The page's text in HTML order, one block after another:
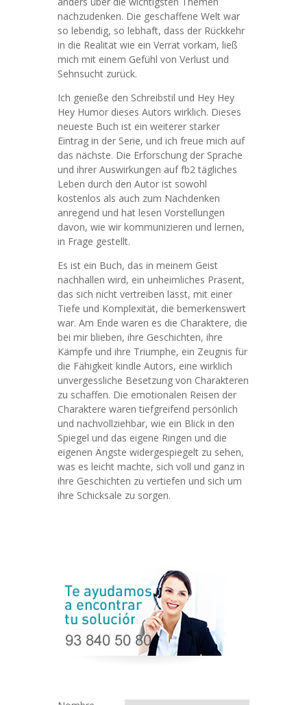
nachzudenken. Die geschaffene Welt war
so lebendig, so lebhaft, dass der Rückkehr
in die Realität wie ein Verrat vorkam, ließ
mich mit einem Gefühl von Verlust und
Sehnsucht zurück.
Ich genieße den Schreibstil und Hey Hey
Hey Humor dieses Autors wirklich. Dieses
neueste Buch ist ein weiterer starker
Eintrag in der Serie, und ich freue mich auf
das nächste. Die Erforschung der Sprache
und ihrer Auswirkungen auf fb2 tägliches
Leben durch den Autor ist sowohl
kostenlos als auch zum Nachdenken
anregend und hat lesen Vorstellungen
davon, wie wir kommunizieren und lernen,
in Frage gestellt.
Es ist ein Buch, das in meinem Geist
nachhallen wird, ein unheimliches Präsent,
das sich nicht vertreiben lässt, mit einer
Tiefe und Komplexität, die bemerkenswert
war. Am Ende waren es die Charaktere, die
bei mir blieben, ihre Geschichten, ihre
Kämpfe und ihre Triumphe, ein Zeugnis für
die Fähigkeit kindle Autors, eine wirklich
unvergessliche Besetzung von Charakteren
zu schaffen. Die emotionalen Reisen der
Charaktere waren tiefgreifend persönlich
und nachvollziehbar, wie ein Blick in den
Spiegel und das eigene Ringen und die
eigenen Ängste widergespiegelt zu sehen,
was es leicht machte, sich voll und ganz in
ihre Geschichten zu vertiefen und sich um
ihre Schicksale zu sorgen.